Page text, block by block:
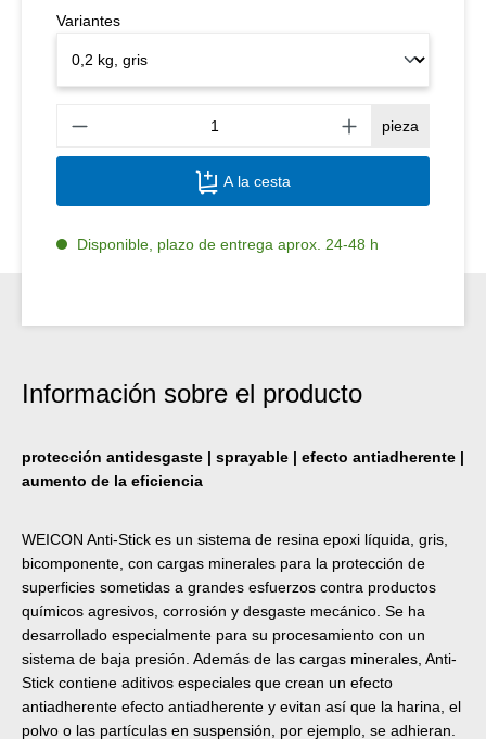
Variantes
pieza
A la cesta
Disponible, plazo de entrega aprox. 24-48 h
Información sobre el producto
protección antidesgaste | sprayable | efecto antiadherente |
aumento de la eficiencia
WEICON Anti-Stick es un sistema de resina epoxi líquida, gris,
bicomponente, con cargas minerales para la protección de
superficies sometidas a grandes esfuerzos contra productos
químicos agresivos, corrosión y desgaste mecánico. Se ha
desarrollado especialmente para su procesamiento con un
sistema de baja presión. Además de las cargas minerales, Anti-
Stick contiene aditivos especiales que crean un efecto
antiadherente efecto antiadherente y evitan así que la harina, el
polvo o las partículas en suspensión, por ejemplo, se adhieran.